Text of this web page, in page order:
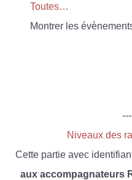
Toutes…
Montrer les
Niveaux des
Cette partie avec
aux accompagnateurs